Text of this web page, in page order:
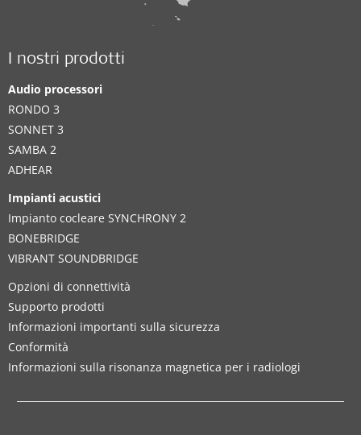
I nostri prodotti
Audio processori
RONDO 3
SONNET 3
SAMBA 2
ADHEAR
Impianti acustici
Impianto cocleare SYNCHRONY 2
BONEBRIDGE
VIBRANT SOUNDBRIDGE
Opzioni di connettività
Supporto prodotti
Informazioni importanti sulla sicurezza
Conformità
Informazioni sulla risonanza magnetica per i radiologi